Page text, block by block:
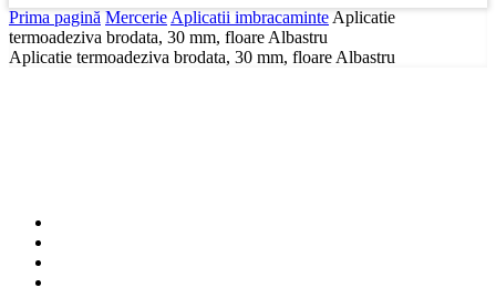
Prima pagină Mercerie Aplicatii imbracaminte Aplicatie
termoadeziva brodata, 30 mm, floare Albastru
Aplicatie termoadeziva brodata, 30 mm, floare Albastru